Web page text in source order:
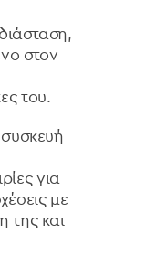
στον
του.
για
με
της και